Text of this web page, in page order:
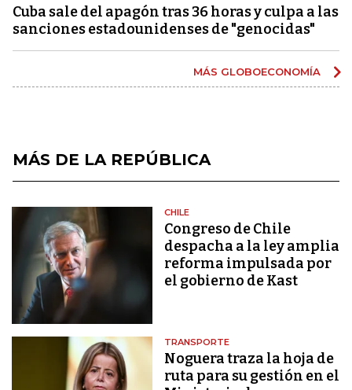
Cuba sale del apagón tras 36 horas y culpa a las
sanciones estadounidenses de "genocidas"
MÁS GLOBOECONOMÍA
MÁS DE LA REPÚBLICA
CHILE
Congreso de Chile
despacha a la ley amplia
reforma impulsada por
el gobierno de Kast
TRANSPORTE
Noguera traza la hoja de
ruta para su gestión en el